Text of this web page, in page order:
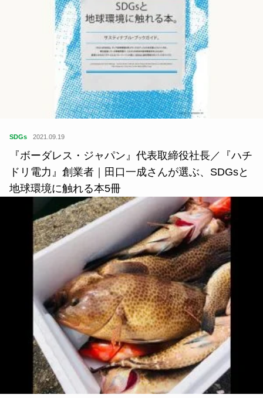
SDGs 2021.09.19
『ボーダレス・ジャパン』代表取締役社長／『ハチ
ドリ電力』創業者｜田口一成さんが選ぶ、SDGsと
地球環境に触れる本5冊